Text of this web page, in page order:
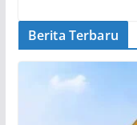
Berita Terbaru